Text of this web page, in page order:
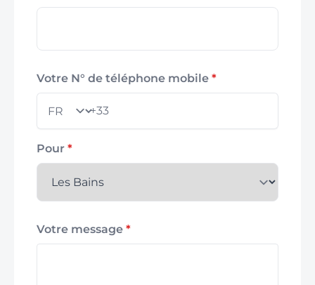
Votre N° de téléphone mobile *
Pays
+33
Pour *
Votre message *